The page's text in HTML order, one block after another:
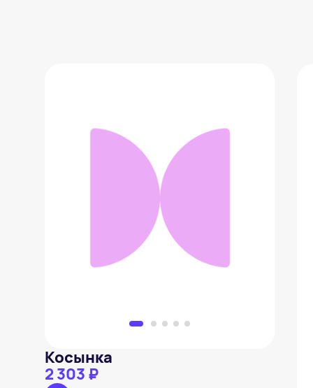
Косынка
2 303 ₽
Добавить в вишлист
Косынка
2 303 ₽